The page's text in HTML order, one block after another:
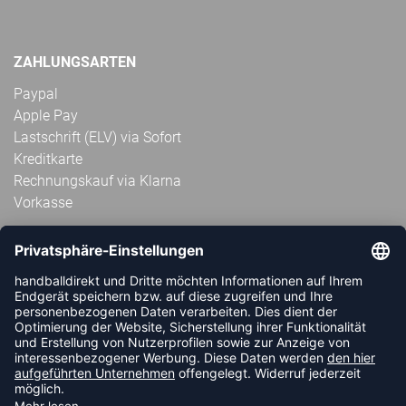
ZAHLUNGSARTEN
Paypal
Apple Pay
Lastschrift (ELV) via Sofort
Kreditkarte
Rechnungskauf via Klarna
Vorkasse
ABONNIERE JETZT DEN KOSTENLOSEN
HANDBALLDIREKT-NEWSLETTER UND VERPASSE KEINE
NEUIGKEIT ODER AKTION MEHR.
JETZT ANMELDEN